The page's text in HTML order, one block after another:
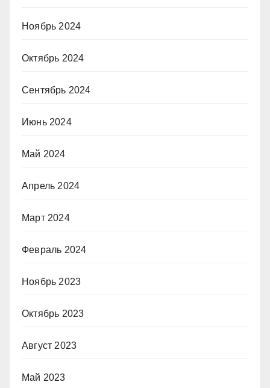
Ноябрь 2024
Октябрь 2024
Сентябрь 2024
Июнь 2024
Май 2024
Апрель 2024
Март 2024
Февраль 2024
Ноябрь 2023
Октябрь 2023
Август 2023
Май 2023